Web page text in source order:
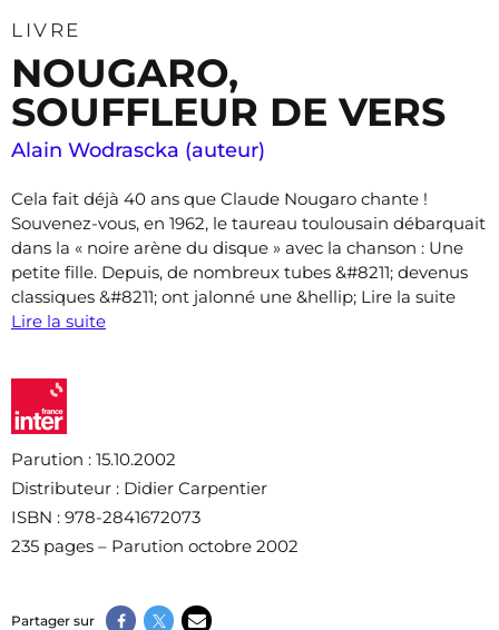
LIVRE
NOUGARO,
SOUFFLEUR DE VERS
Alain Wodrascka (auteur)
Cela fait déjà 40 ans que Claude Nougaro chante !
Souvenez-vous, en 1962, le taureau toulousain débarquait
dans la « noire arène du disque » avec la chanson : Une
petite fille. Depuis, de nombreux tubes &#8211; devenus
classiques &#8211; ont jalonné une &hellip; Lire la suite
Lire la suite
Parution : 15.10.2002
Distributeur : Didier Carpentier
ISBN : 978-2841672073
235 pages – Parution octobre 2002
Partager sur